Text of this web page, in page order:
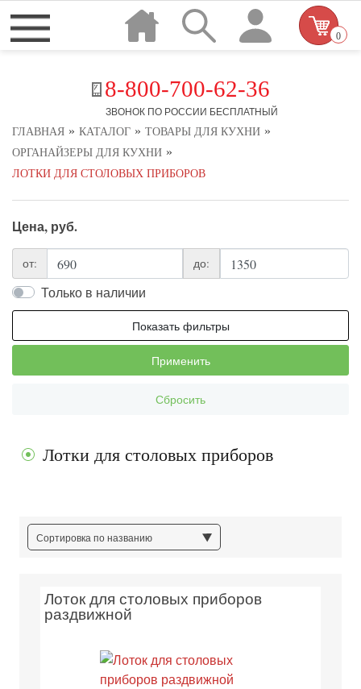
8-800-700-62-36
ЗВОНОК ПО РОССИИ БЕСПЛАТНЫЙ
0
ГЛАВНАЯ » КАТАЛОГ » ТОВАРЫ ДЛЯ КУХНИ »
ОРГАНАЙЗЕРЫ ДЛЯ КУХНИ »
ЛОТКИ ДЛЯ СТОЛОВЫХ ПРИБОРОВ
Цена, руб.
от: до:
Только в наличии
Показать фильтры
Применить
Сбросить
Лотки для столовых приборов
Сортировка по названию
Лоток для столовых приборов
раздвижной